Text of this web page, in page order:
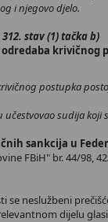
i njegovo djelo.
312. stav (1) tačka b)
krivičnog
postupka
sudija koji
sankcija u
FBiH" br. 44/98,
se neslužbeni
dijelu